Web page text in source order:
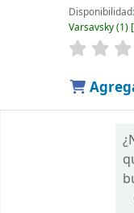
Disponibilidad:
Varsavsky(1)